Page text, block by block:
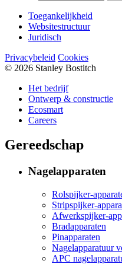
Toegankelijkheid
Websitestructuur
Juridisch
Privacybeleid Cookies
© 2026 Stanley Bostitch
Het bedrijf
Ontwerp & constructie
Ecosmart
Careers
Gereedschap
Nagelapparaten
Rolspijker-
Stripspijker-
Afwerkspijker-
Bradapparaten
Pinapparaten
Nagelapparatuur
APC